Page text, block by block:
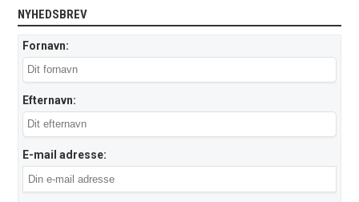
NYHEDSBREV
Fornavn:
Efternavn:
E-mail adresse: